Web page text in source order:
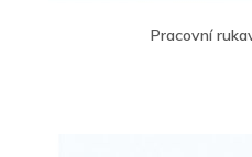
Pracovní